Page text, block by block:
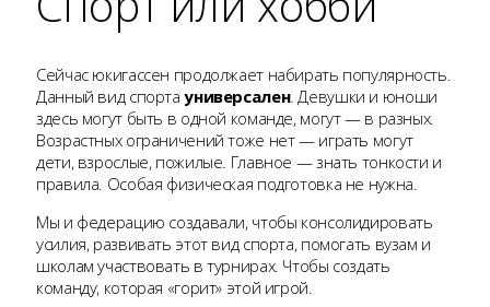
Сейчас юкигассен продолжает набирать популярность.
Данный вид спортауниверсален. Девушки и юноши
здесь могут быть в одной команде, могут — в разных.
Возрастных ограничений тоже нет — играть могут
дети, взрослые, пожилые. Главное — знать тонкости и
правила. Особая физическая подготовка не нужна.
Мы и федерацию создавали, чтобы консолидировать
усилия, развивать этот вид спорта, помогать вузам и
школам участвовать в турнирах. Чтобы создать
команду, которая «горит» этой игрой.